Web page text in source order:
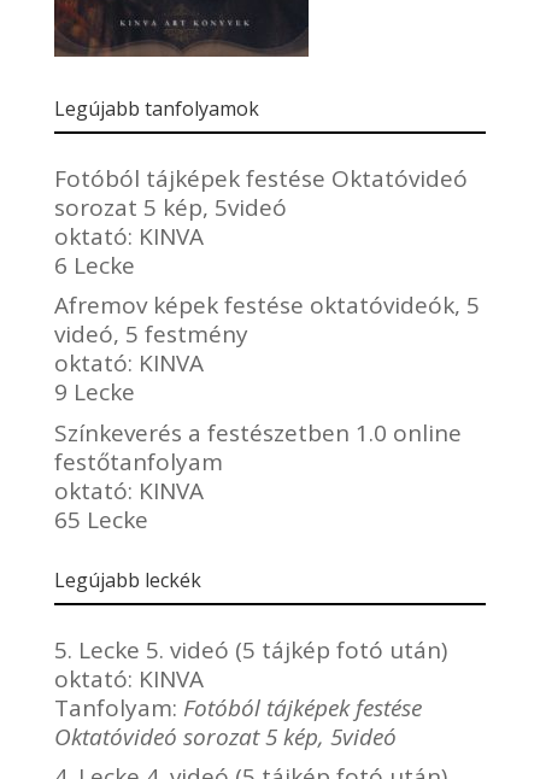
Legújabb tanfolyamok
Fotóból tájképek festése Oktatóvideó
sorozat 5 kép, 5videó
oktató: KINVA
6 Lecke
Afremov képek festése oktatóvideók, 5
videó, 5 festmény
oktató: KINVA
9 Lecke
Színkeverés a festészetben 1.0 online
festőtanfolyam
oktató: KINVA
65 Lecke
Legújabb leckék
5. Lecke 5. videó (5 tájkép fotó után)
oktató: KINVA
Tanfolyam: Fotóból tájképek festése
Oktatóvideó sorozat 5 kép, 5videó